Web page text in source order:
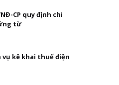
CP quy định chi
từ
vụ kê khai thuế điện